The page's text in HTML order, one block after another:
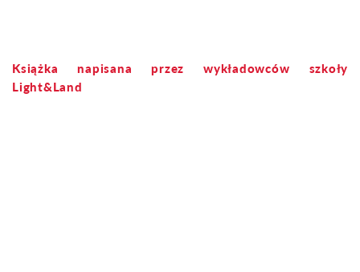
Książka napisana przez wykładowców szkoły
Light&Land